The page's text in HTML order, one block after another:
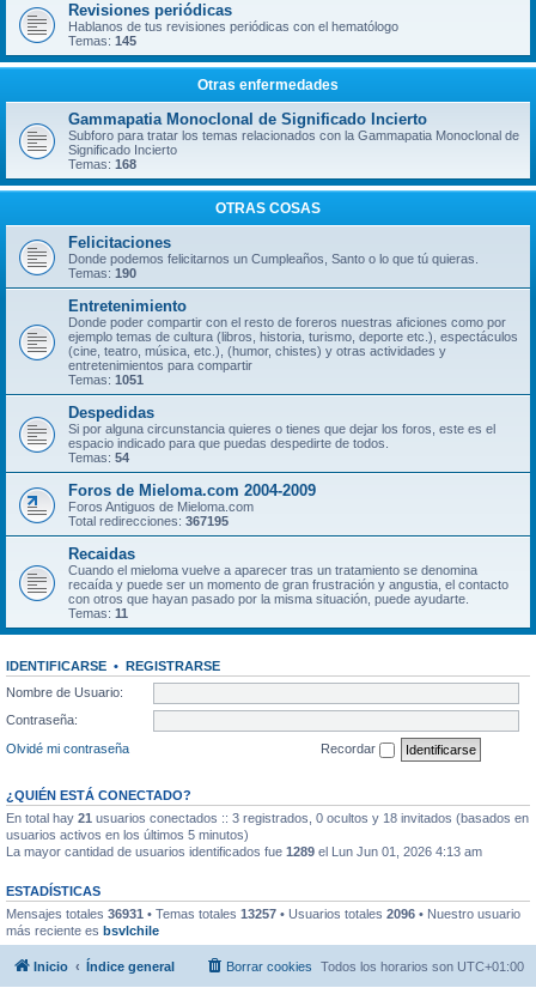
Revisiones periódicas
Hablanos de tus revisiones periódicas con el hematólogo
Temas: 145
Otras enfermedades
Gammapatia Monoclonal de Significado Incierto
Subforo para tratar los temas relacionados con la Gammapatia Monoclonal de
Significado Incierto
Temas: 168
OTRAS COSAS
Felicitaciones
Donde podemos felicitarnos un Cumpleaños, Santo o lo que tú quieras.
Temas: 190
Entretenimiento
Donde poder compartir con el resto de foreros nuestras aficiones como por
ejemplo temas de cultura (libros, historia, turismo, deporte etc.), espectáculos
(cine, teatro, música, etc.), (humor, chistes) y otras actividades y
entretenimientos para compartir
Temas: 1051
Despedidas
Si por alguna circunstancia quieres o tienes que dejar los foros, este es el
espacio indicado para que puedas despedirte de todos.
Temas: 54
Foros de Mieloma.com 2004-2009
Foros Antiguos de Mieloma.com
Total redirecciones: 367195
Recaidas
Cuando el mieloma vuelve a aparecer tras un tratamiento se denomina
recaída y puede ser un momento de gran frustración y angustia, el contacto
con otros que hayan pasado por la misma situación, puede ayudarte.
Temas: 11
IDENTIFICARSE • REGISTRARSE
Nombre de Usuario:
Contraseña:
Olvidé mi contraseña
Recordar
¿QUIÉN ESTÁ CONECTADO?
En total hay 21 usuarios conectados :: 3 registrados, 0 ocultos y 18 invitados (basados en
usuarios activos en los últimos 5 minutos)
La mayor cantidad de usuarios identificados fue 1289 el Lun Jun 01, 2026 4:13 am
ESTADÍSTICAS
Mensajes totales 36931 • Temas totales 13257 • Usuarios totales 2096 • Nuestro usuario
más reciente es bsvlchile
Inicio Índice general Todos los horarios son UTC+01:00
Borrar cookies